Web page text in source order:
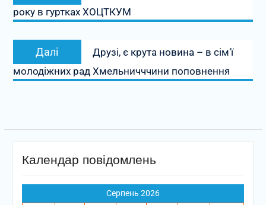
року в гуртках ХОЦТКУМ
Далі
Наступний
запис:
Друзі, є крута новина – в сім‘ї
молодіжних рад Хмельничччини поповнення
Календар повідомлень
Серпень 2026